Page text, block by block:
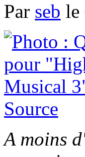
Par seb le
Source
A moins